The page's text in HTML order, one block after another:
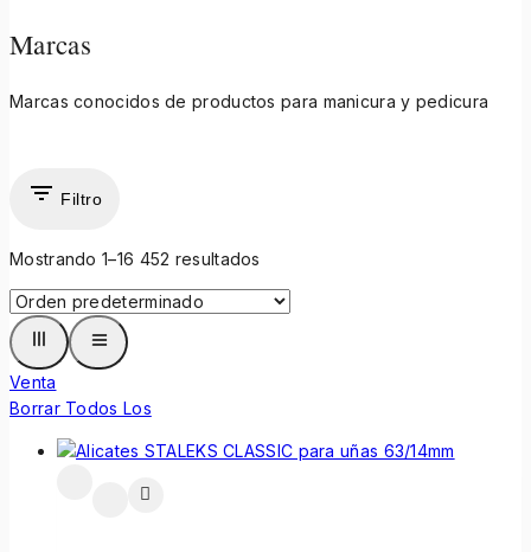
Marcas
Marcas conocidos de productos para manicura y pedicura
Filtro
Mostrando 1–16 452 resultados
Venta
Borrar Todos Los